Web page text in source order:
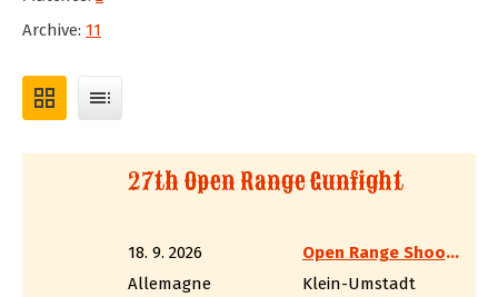
Archive: 11
grid_view toc
27th Open Range Gunfight
18. 9. 2026
Open Range Shooter
Allemagne
Klein-Umstadt